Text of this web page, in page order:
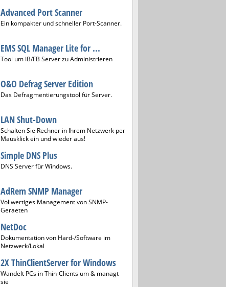
Advanced Port Scanner
Ein kompakter und schneller Port-Scanner.
EMS SQL Manager Lite for ...
Tool um IB/FB Server zu Administrieren
O&O Defrag Server Edition
Das Defragmentierungstool für Server.
LAN Shut-Down
Schalten Sie Rechner in Ihrem Netzwerk per
Mausklick ein und wieder aus!
Simple DNS Plus
DNS Server für Windows.
AdRem SNMP Manager
Vollwertiges Management von SNMP-
Geraeten
NetDoc
Dokumentation von Hard-/Software im
Netzwerk/Lokal
2X ThinClientServer for Windows
Wandelt PCs in Thin-Clients um & managt
sie